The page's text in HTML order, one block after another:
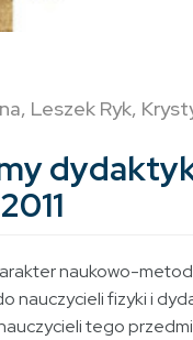
Leszek Ryk,
naukowo-
nauczycieli fizyki i
tego